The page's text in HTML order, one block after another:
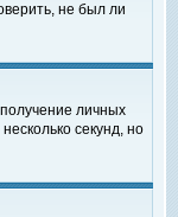
не был ли
личных
секунд, но